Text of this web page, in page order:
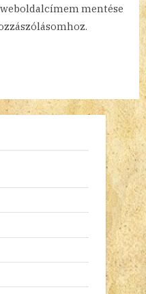
mentése